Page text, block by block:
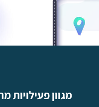
מגוון פעילויות